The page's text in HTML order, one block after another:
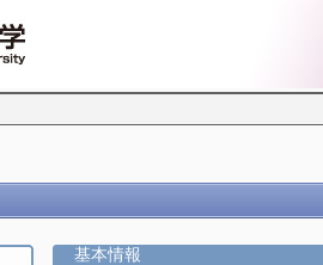
基本情報